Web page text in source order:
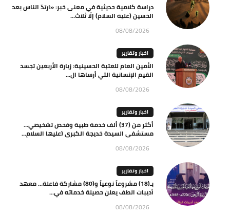
دراسة كلامية حديثية في معنى خبر: «ارتدّ الناس بعد
الحسين (عليه السلام) إلّا ثلاث...
08/08/2026
اخبار وتقارير
الأمين العام للعتبة الحسينية: زيارة الأربعين تجسد
القيم الإنسانية التي أرساها ال...
08/08/2026
اخبار وتقارير
أكثر من (37) ألف خدمة طبية وفحص تشخيصي…
مستشفى السيدة خديجة الكبرى (عليها السلام...
08/08/2026
اخبار وتقارير
بـ(18) مشروعاً نوعياً و(80) مشاركة فاعلة… معهد
أديبات الطف يعلن حصيلة خدماته في...
08/08/2026